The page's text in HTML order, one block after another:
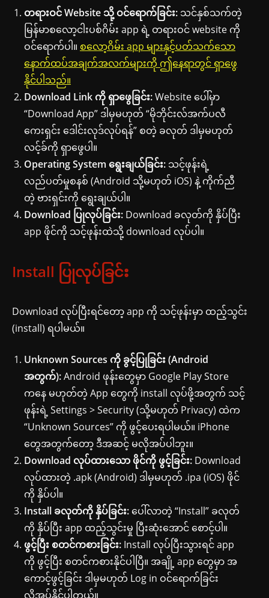
တရားဝင် Website သို့ ဝင်ရောက်ခြင်း: သင်နှစ်သက်တဲ့
မြန်မာစလော့ငါးပစ်ဂိမ်း app ရဲ့ တရားဝင် website ကို
ဝင်ရောက်ပါ။ စလော့ဂိမ်း app များနှင့်ပတ်သက်သော
နောက်ထပ်အချက်အလက်များကို ဤနေရာတွင် ရှာဖွေ
နိုင်ပါသည်။
Download Link ကို ရှာဖွေခြင်း:Website ပေါ်မှာ
“Download App” ဒါမှမဟုတ် “မိုဘိုင်းလ်အက်ပလီ
ကေးရှင်း ဒေါင်းလုဒ်လုပ်ရန်” စတဲ့ ခလုတ် ဒါမှမဟုတ်
လင့်ခ်ကို ရှာဖွေပါ။
Operating System ရွေးချယ်ခြင်း: သင့်ဖုန်းရဲ့
လည်ပတ်မှုစနစ် (Android သို့မဟုတ် iOS) နဲ့ ကိုက်ညီ
တဲ့ ဗားရှင်းကို ရွေးချယ်ပါ။
Download ပြုလုပ်ခြင်း: Download ခလုတ်ကို နှိပ်ပြီး
app ဖိုင်ကို သင့်ဖုန်းထဲသို့ download လုပ်ပါ။
Install ပြုလုပ်ခြင်း
Download လုပ်ပြီးရင်တော့ app ကို သင့်ဖုန်းမှာ ထည့်သွင်း
(install) ရပါမယ်။
Unknown Sources ကို ခွင့်ပြုခြင်း (Android
အတွက်):Android ဖုန်းတွေမှာ Google Play Store
ကနေ မဟုတ်တဲ့ App တွေကို install လုပ်ဖို့အတွက် သင့်
ဖုန်းရဲ့ Settings > Security (သို့မဟုတ် Privacy) ထဲက
“Unknown Sources” ကို ဖွင့်ပေးရပါမယ်။ iPhone
တွေအတွက်တော့ ဒီအဆင့် မလိုအပ်ပါဘူး။
Download လုပ်ထားသော ဖိုင်ကို ဖွင့်ခြင်း: Download
လုပ်ထားတဲ့ .apk (Android) ဒါမှမဟုတ် .ipa (iOS) ဖိုင်
ကို နှိပ်ပါ။
Install ခလုတ်ကို နှိပ်ခြင်း:ပေါ်လာတဲ့ “Install” ခလုတ်
ကို နှိပ်ပြီး app ထည့်သွင်းမှု ပြီးဆုံးအောင် စောင့်ပါ။
ဖွင့်ပြီး စတင်ကစားခြင်း: Install လုပ်ပြီးသွားရင် app
ကို ဖွင့်ပြီး စတင်ကစားနိုင်ပါပြီ။ အချို့ app တွေမှာ အ
ကောင့်ဖွင့်ခြင်း ဒါမှမဟုတ် Log in ဝင်ရောက်ခြင်း
လိုအပ်နိုင်ပါတယ်။